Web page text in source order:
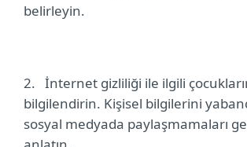
belirleyin.
2. İnternet gizliliği ile ilgili
bilgilendirin. Kişisel bilgilerini
sosyal medyada paylaşmamaları